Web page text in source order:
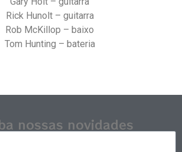
Rick Hunolt – guitarra
Rob McKillop – baixo
Tom Hunting – bateria
nossas novidades